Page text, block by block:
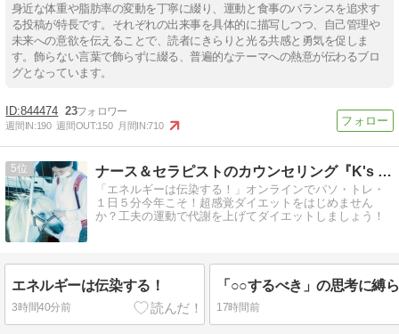
身近な体重や脂肪率の変動を丁寧に綴り、運動と食事のバランスを追求す
る投稿が特長です。それぞれの出来事を具体的に描写しつつ、自己管理や
未来への意欲を伝えることで、読者にきらりと光る共感と勇気を促しま
す。飾らない言葉で飾らずに綴る、普遍的なテーマへの熱意が伝わるブロ
グとなっています。
844474 23
週間IN:190 週間OUT:150 月間IN:710
5 ナース＆セラピストのカウンセリング『K's パソ・トレ』
「エネルギーは伝染する！」オンラインでパソ・トレ・
１日５分今年こそ！超感覚ダイエットをはじめません
か？工夫の運動で代謝を上げてダイエットしましょう！
エネルギーは伝染する！
3時間40分前 17時間前